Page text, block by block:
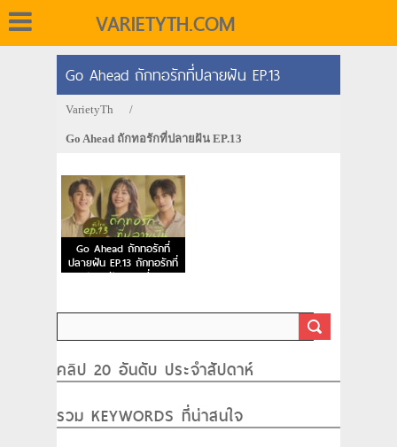
VARIETYTH.COM
Go Ahead ถักทอรักที่ปลายฝัน EP.13
VarietyTh /
Go Ahead ถักทอรักที่ปลายฝัน EP.13
Go Ahead ถักทอรักที่
ปลายฝัน EP.13 ถักทอรักที่
ปลายฝัน ตอนที่ 13
คลิป 20 อันดับ ประจำสัปดาห์
รวม KEYWORDS ที่น่าสนใจ